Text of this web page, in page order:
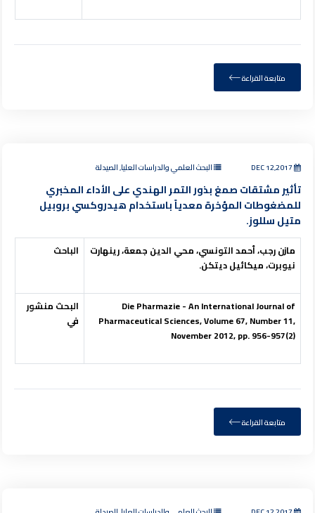
متابعة القراءة
البحث العلمي والدراسات العليا, الصيدلة
تأثير مشتقات صمغ بذور التمر الهندي على الأداء المخبري
للمضغوطات المؤخرة معدياً باستخدام هيدروكسي بروبيل
متيل سللوز.
مازن رجب، أحمد التونسي، محي الدين جمعة، رينهارت
نيوبرت، ميكائيل ديتكن.
الباحث
Die Pharmazie - An International Journal of
Pharmaceutical Sciences, Volume 67, Number 11,
November 2012, pp. 956-957(2)
البحث منشور
في
متابعة القراءة